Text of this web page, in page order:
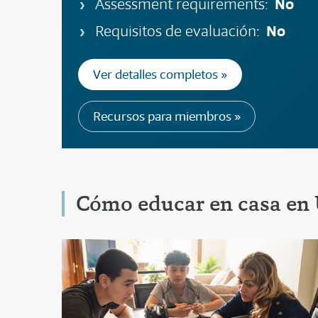
Assessment requirements: No
Requisitos de evaluación: No
Ver detalles completos »
Recursos para miembros »
Cómo educar en casa